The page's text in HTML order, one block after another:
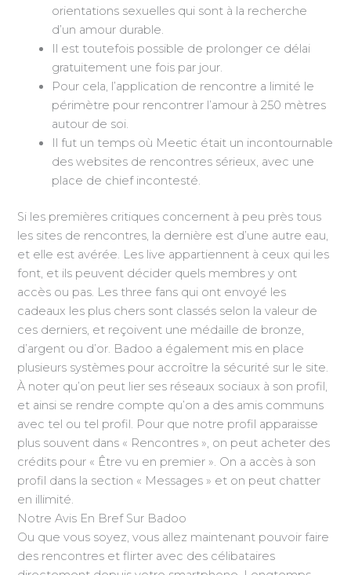
orientations sexuelles qui sont à la recherche
d’un amour durable.
Il est toutefois possible de prolonger ce délai
gratuitement une fois par jour.
Pour cela, l’application de rencontre a limité le
périmètre pour rencontrer l’amour à 250 mètres
autour de soi.
Il fut un temps où Meetic était un incontournable
des websites de rencontres sérieux, avec une
place de chief incontesté.
Si les premières critiques concernent à peu près tous
les sites de rencontres, la dernière est d’une autre eau,
et elle est avérée. Les live appartiennent à ceux qui les
font, et ils peuvent décider quels membres y ont
accès ou pas. Les three fans qui ont envoyé les
cadeaux les plus chers sont classés selon la valeur de
ces derniers, et reçoivent une médaille de bronze,
d’argent ou d’or. Badoo a également mis en place
plusieurs systèmes pour accroître la sécurité sur le site.
À noter qu’on peut lier ses réseaux sociaux à son profil,
et ainsi se rendre compte qu’on a des amis communs
avec tel ou tel profil. Pour que notre profil apparaisse
plus souvent dans « Rencontres », on peut acheter des
crédits pour « Être vu en premier ». On a accès à son
profil dans la section « Messages » et on peut chatter
en illimité.
Notre Avis En Bref Sur Badoo
Ou que vous soyez, vous allez maintenant pouvoir faire
des rencontres et flirter avec des célibataires